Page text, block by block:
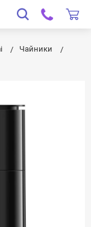
Чайники